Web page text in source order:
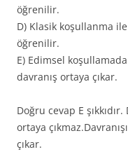
öğrenilir.
D) Klasik koşullanma
öğrenilir.
E) Edimsel
davranış ortaya çıkar.
Doğru cevap E
ortaya
çıkar.